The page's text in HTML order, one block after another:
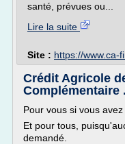
santé, prévues ou...
Lire la suite
Site : https://www.ca-
Crédit Agricole
Complémentaire
Pour vous si vous
Et pour tous,
demandé.